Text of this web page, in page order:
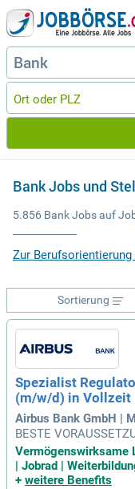
Bank Jobs und
5.856 Bank Jobs auf
Zur
Sortierung
Spezialist
(m/w/d) in Vollzeit
Airbus Bank GmbH |
BESTE
r Betriebswirtschafts-
tswissenschaften mit
Vorteil, Ausbildung
Vermögenswirksame
| Jobrad |
+ weitere Benefits